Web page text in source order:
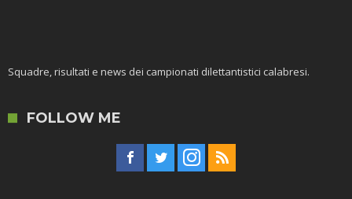
Squadre, risultati e news dei campionati dilettantistici calabresi.
FOLLOW ME